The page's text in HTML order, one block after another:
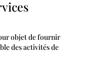
objet de fournir
des activités de